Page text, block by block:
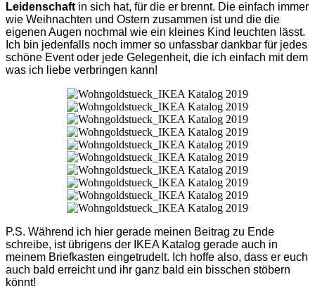
Leidenschaft in sich hat, für die er brennt. Die einfach immer
wie Weihnachten und Ostern zusammen ist und die die
eigenen Augen nochmal wie ein kleines Kind leuchten lässt.
Ich bin jedenfalls noch immer so unfassbar dankbar für jedes
schöne Event oder jede Gelegenheit, die ich einfach mit dem
was ich liebe verbringen kann!
P.S. Während ich hier gerade meinen Beitrag zu Ende
schreibe, ist übrigens der IKEA Katalog gerade auch in
meinem Briefkasten eingetrudelt. Ich hoffe also, dass er euch
auch bald erreicht und ihr ganz bald ein bisschen stöbern
könnt!